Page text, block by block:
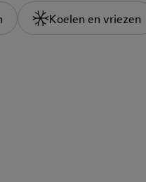
Koelen en vriezen